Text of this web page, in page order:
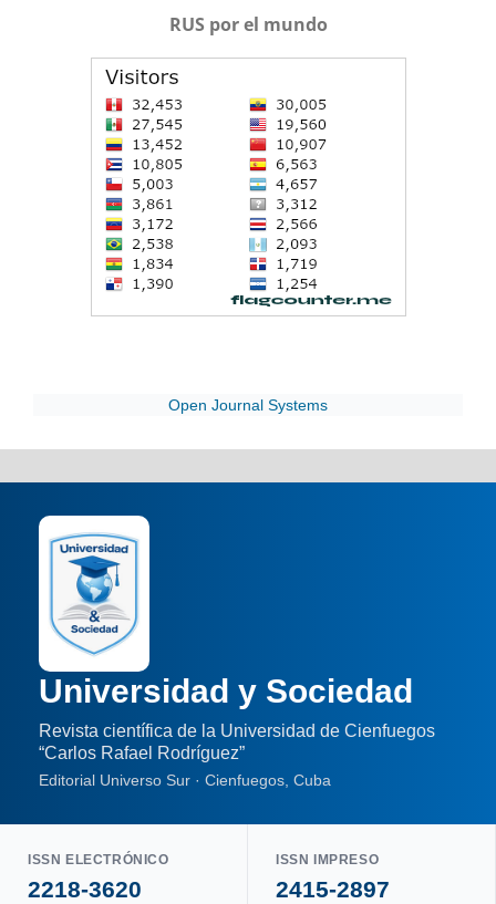
RUS por el mundo
Open Journal Systems
Universidad y Sociedad
Revista científica de la Universidad de Cienfuegos
“Carlos Rafael Rodríguez”
Editorial Universo Sur · Cienfuegos, Cuba
ISSN ELECTRÓNICO
2218-3620
ISSN IMPRESO
2415-2897